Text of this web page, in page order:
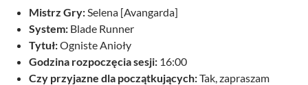
Mistrz Gry: Selena [Avangarda]
System: Blade Runner
Tytuł:Ogniste Anioły
Godzina rozpoczęcia sesji: 16:00
Czy przyjazne dla początkujących:Tak, zapraszam